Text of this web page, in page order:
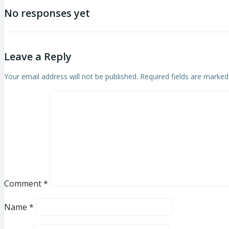
No responses yet
Leave a Reply
Your email address will not be published. Required fields are
Comment*
Name *